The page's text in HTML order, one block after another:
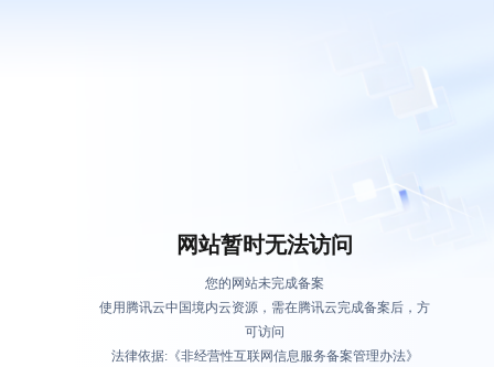
网站暂时无法访问
您的网站未完成备案
使用腾讯云中国境内云资源，需在腾讯云完成备案后，方
可访问
法律依据:《非经营性互联网信息服务备案管理办法》